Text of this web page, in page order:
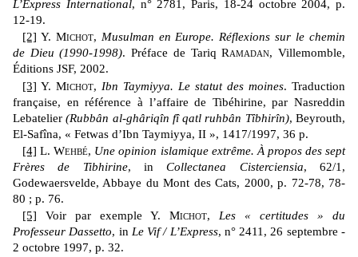
L’Express International, n° 2781, Paris, 18-24 octobre 2004, p.
12-19.
[2] Y. Michot, Musulman en Europe. Réflexions sur le chemin
de Dieu (1990-1998). Préface de TariqRamadan, Villemomble,
Éditions JSF, 2002.
[3] Y.Michot, Ibn Taymiyya. Le statut des moines. Traduction
française, en référence à l’af­faire de Tibéhirine, par Nasreddin
Lebatelier(Rubbân al-ghâriqîn fî qatl ruhbân Tîbhirîn), Beyrouth,
El-Safîna, « Fetwas d’Ibn Taymiyya, II », 1417/1997, 36 p.
[4] L.Wehbé, Une opinion islamique extrême. À propos des sept
Frères de Tibhi­rine, inCollectanea Cisterciensia, 62/1,
Godewaers­velde, Abbaye du Mont des Cats, 2000, p. 72-78, 78-
80 ; p. 76.
[5]
Voir par exemple Y.Michot,Les « certitudes » du
Professeur Dassetto, in Le Vif / L’Express, n° 2411, 26 septembre -
2 octobre 1997, p. 32.